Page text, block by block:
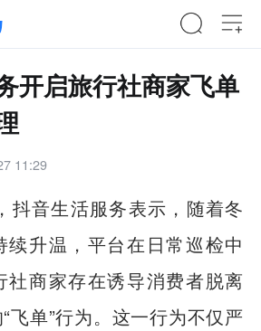
开启旅行社商家飞单
11:29
抖音生活服务表示，随着冬
续升温，平台在日常巡检中
社商家存在诱导消费者脱离
飞单”行为。这一行为不仅严